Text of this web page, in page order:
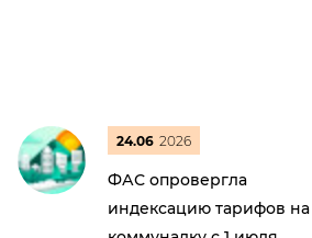
24.06 2026
ФАС опровергла
индексацию тарифов на